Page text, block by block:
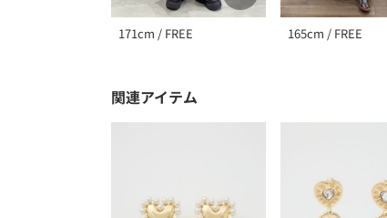
171cm / FREE 165cm / FREE
関連アイテム